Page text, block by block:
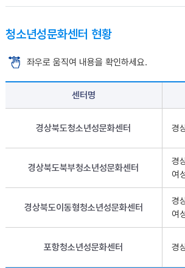
청소년성문화센터 현황
좌우로 움직여 내용을 확인하세요.
센터명
경상북도청소년성문화센터 경
경상북도북부청소년성문화센터
경
여
경상북도이동형청소년성문화센터
경
여
포항청소년성문화센터 경